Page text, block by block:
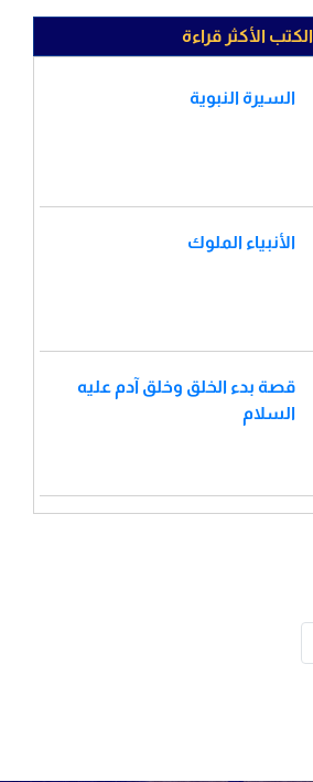
الكتب الأكثر قراءة
السيرة النبوية
الأنبياء الملوك
قصة بدء الخلق وخلق آدم عليه
السلام